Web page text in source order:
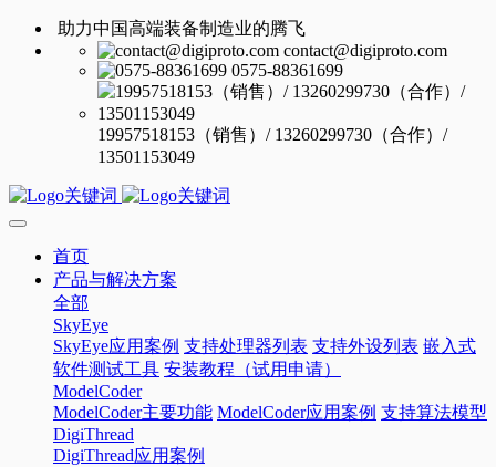
助力中国高端装备制造业的腾飞
contact@digiproto.com
0575-88361699
19957518153（销售）/ 13260299730（合作）/
13501153049
首页
产品与解决方案
全部
SkyEye
SkyEye应用案例 支持处理器列表 支持外设列表 嵌入式
软件测试工具 安装教程（试用申请）
ModelCoder
ModelCoder主要功能 ModelCoder应用案例 支持算法模型
DigiThread
DigiThread应用案例